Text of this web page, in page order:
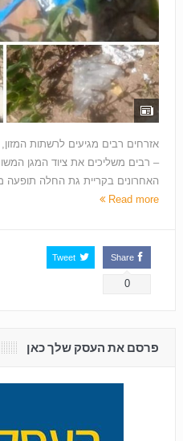
אזרחים רבים מגיעים לרשתות
– רבים משליכים את ציוד המגן
האחרונים בקריית גת החלה תופעה
Read more
Share
0
Tweet
פרסם את העסק שלך כאן